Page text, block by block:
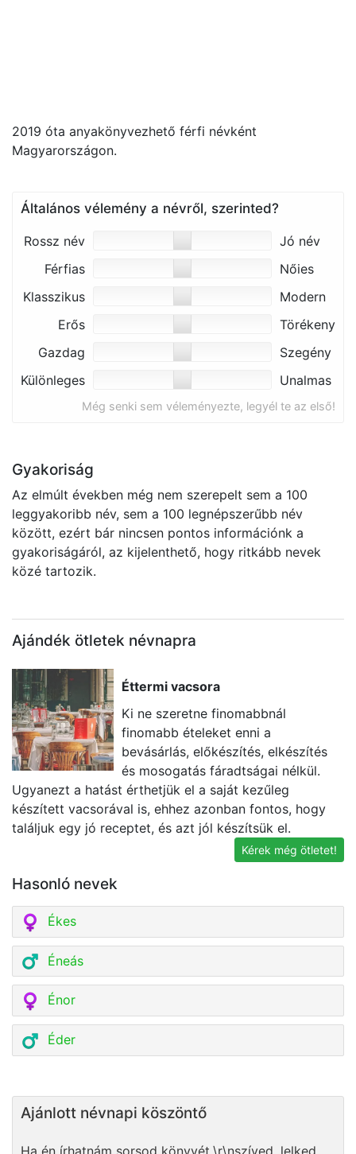
2019 óta anyakönyvezhető férfi névként
Magyarországon.
Általános vélemény a névről, szerinted?
Rossz név
Jó név
Férfias
Nőies
Klasszikus
Modern
Erős
Törékeny
Gazdag
Szegény
Különleges
Unalmas
Még senki sem véleményezte, legyél te az első!
Gyakoriság
Az elmúlt években még nem szerepelt sem a 100
leggyakoribb név, sem a 100 legnépszerűbb név
között, ezért bár nincsen pontos információnk a
gyakoriságáról, az kijelenthető, hogy ritkább nevek
közé tartozik.
Ajándék ötletek névnapra
Éttermi vacsora
Ki ne szeretne finomabbnál
finomabb ételeket enni a
bevásárlás, előkészítés, elkészítés
és mosogatás fáradtságai nélkül.
Ugyanezt a hatást érthetjük el a saját kezűleg
készített vacsorával is, ehhez azonban fontos, hogy
találjuk egy jó receptet, és azt jól készítsük el.
Kérek még ötletet!
Hasonló nevek
Ékes
Éneás
Énor
Éder
Ajánlott névnapi köszöntő
Ha én írhatnám sorsod könyvét,\r\nszíved, lelked